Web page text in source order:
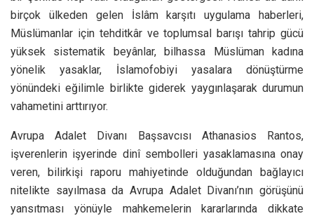
birçok ülkeden gelen İslâm karşıtı uygulama haberleri,
Müslümanlar için tehditkâr ve toplumsal barışı tahrip gücü
yüksek sistematik beyânlar, bilhassa Müslüman kadına
yönelik yasaklar, İslamofobiyi yasalara dönüştürme
yönündeki eğilimle birlikte giderek yaygınlaşarak durumun
vahametini arttırıyor.
Avrupa Adalet Divanı Başsavcısı Athanasios Rantos,
işverenlerin işyerinde dinî sembolleri yasaklamasına onay
veren, bilirkişi raporu mahiyetinde olduğundan bağlayıcı
nitelikte sayılmasa da Avrupa Adalet Divanı’nın görüşünü
yansıtması yönüyle mahkemelerin kararlarında dikkate